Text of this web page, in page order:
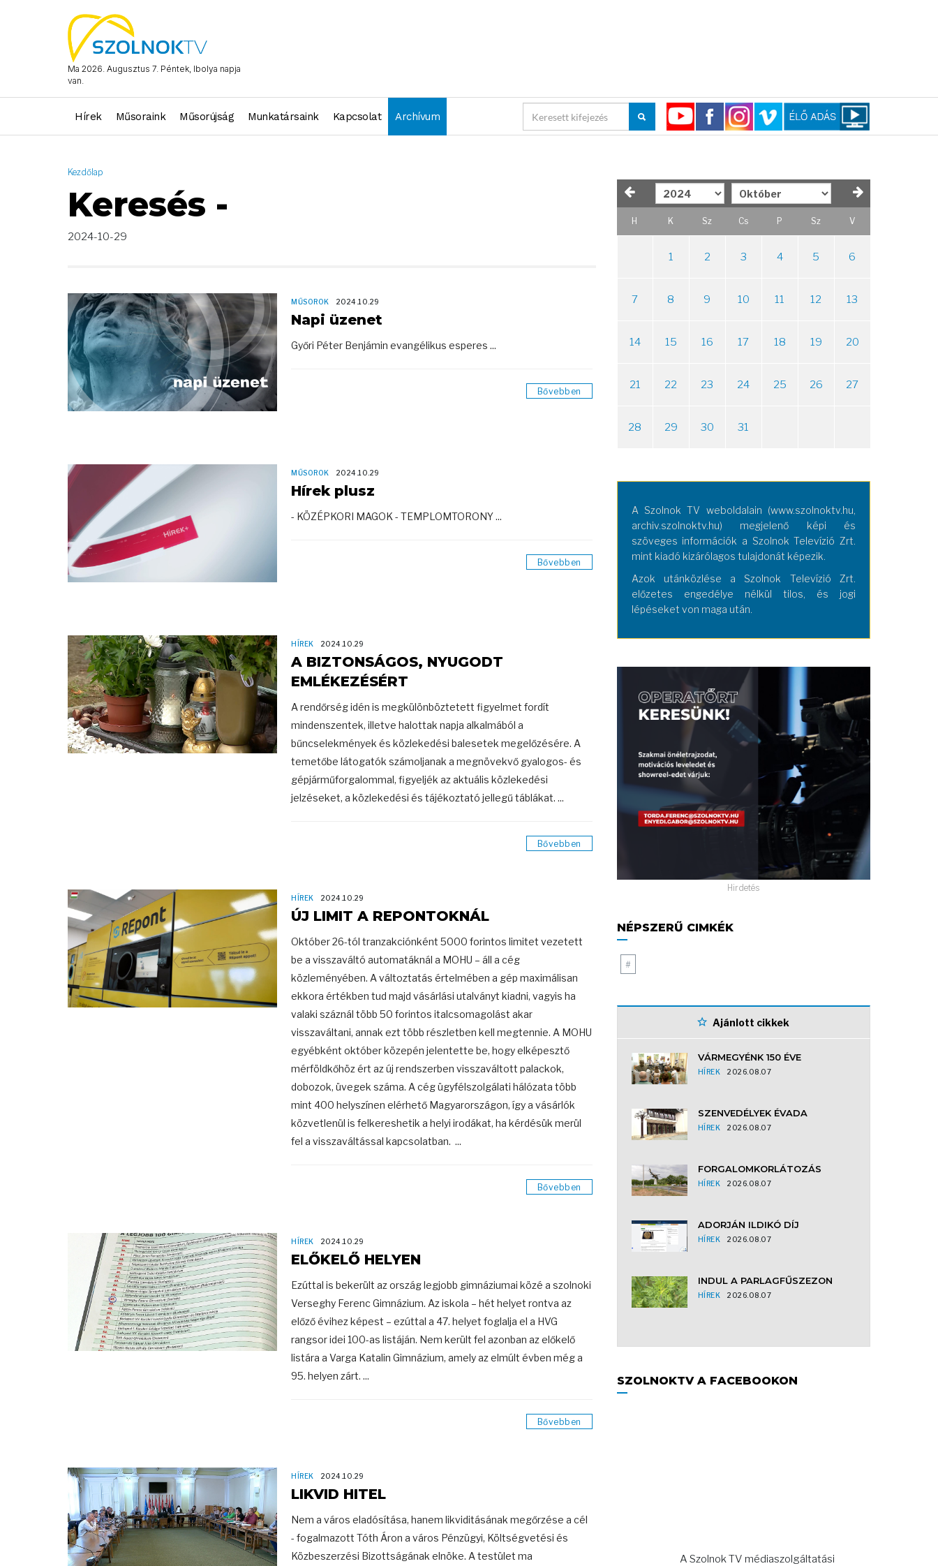
Ma 2026. Augusztus 7. Péntek, Ibolya napja
van.
Hírek Műsoraink Műsorújság Munkatársaink Kapcsolat Archívum
Kezdőlap
Keresés -
2024-10-29
MŰSOROK 2024.10.29
Napi üzenet
Győri Péter Benjámin evangélikus esperes ...
Bővebben
MŰSOROK 2024.10.29
Hírek plusz
- KÖZÉPKORI MAGOK - TEMPLOMTORONY ...
Bővebben
HÍREK 2024.10.29
A BIZTONSÁGOS, NYUGODT
EMLÉKEZÉSÉRT
A rendőrség idén is megkülönböztetett figyelmet fordít
mindenszentek, illetve halottak napja alkalmából a
bűncselekmények és közlekedési balesetek megelőzésére. A
temetőbe látogatók számoljanak a megnövekvő gyalogos- és
gépjárműforgalommal, figyeljék az aktuális közlekedési
jelzéseket, a közlekedési és tájékoztató jellegű táblákat. ...
Bővebben
HÍREK 2024.10.29
ÚJ LIMIT A REPONTOKNÁL
Október 26-tól tranzakciónként 5000 forintos limitet vezetett
be a visszaváltó automatáknál a MOHU – áll a cég
közleményében. A változtatás értelmében a gép maximálisan
ekkora értékben tud majd vásárlási utalványt kiadni, vagyis ha
valaki száznál több 50 forintos italcsomagolást akar
visszaváltani, annak ezt több részletben kell megtennie. A MOHU
egyébként október közepén jelentette be, hogy elképesztő
mérföldkőhöz ért az új rendszerben visszaváltott palackok,
dobozok, üvegek száma. A cég ügyfélszolgálati hálózata több
mint 400 helyszínen elérhető Magyarországon, így a vásárlók
közvetlenül is felkereshetik a helyi irodákat, ha kérdésük merül
fel a visszaváltással kapcsolatban. ...
Bővebben
HÍREK 2024.10.29
ELŐKELŐ HELYEN
Ezúttal is bekerült az ország legjobb gimnáziumai közé a szolnoki
Verseghy Ferenc Gimnázium. Az iskola – hét helyet rontva az
előző évihez képest – ezúttal a 47. helyet foglalja el a HVG
rangsor idei 100-as listáján. Nem került fel azonban az előkelő
listára a Varga Katalin Gimnázium, amely az elmúlt évben még a
95. helyen zárt. ...
Bővebben
HÍREK 2024.10.29
LIKVID HITEL
Nem a város eladósítása, hanem likviditásának megőrzése a cél
- fogalmazott Tóth Áron a város Pénzügyi, Költségvetési és
Közbeszerzési Bizottságának elnöke. A testület ma
H K Sz Cs P Sz V
1 2 3 4 5 6
7 8 9 10 11 12 13
14 15 16 17 18 19 20
21 22 23 24 25 26 27
28 29 30 31
A Szolnok TV weboldalain (www.szolnoktv.hu,
archiv.szolnoktv.hu) megjelenő képi és
szöveges információk a Szolnok Televízió Zrt.
mint kiadó kizárólagos tulajdonát képezik.
Azok utánközlése a Szolnok Televízió Zrt.
előzetes engedélye nélkül tilos, és jogi
lépéseket von maga után.
Hirdetés
NÉPSZERŰ CIMKÉK
#
Ajánlott cikkek
VÁRMEGYÉNK 150 ÉVE
HÍREK 2026.08.07
SZENVEDÉLYEK ÉVADA
HÍREK 2026.08.07
FORGALOMKORLÁTOZÁS
HÍREK 2026.08.07
ADORJÁN ILDIKÓ DÍJ
HÍREK 2026.08.07
INDUL A PARLAGFŰSZEZON
HÍREK 2026.08.07
SZOLNOKTV A FACEBOOKON
A Szolnok TV médiaszolgáltatási